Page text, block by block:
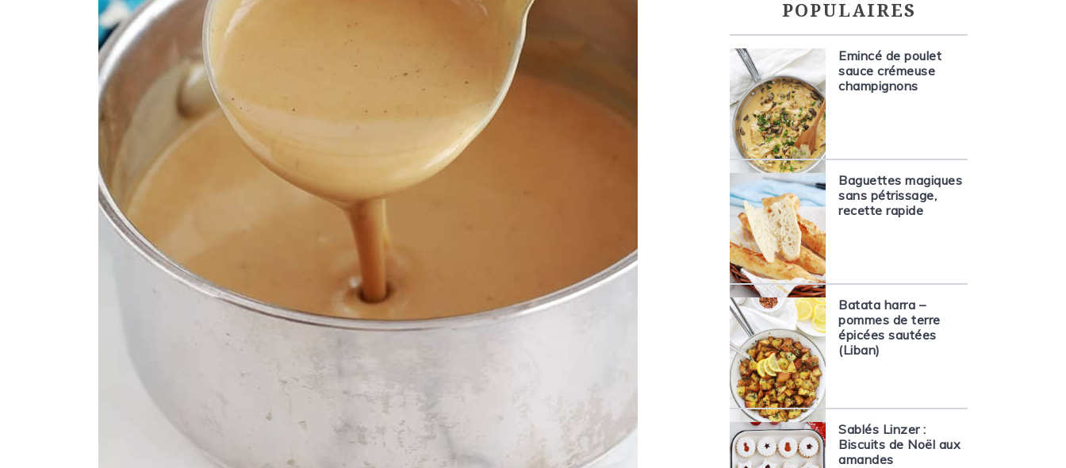
POPULAIRES
Emincé de poulet
sauce crémeuse
champignons
Baguettes magiques
sans pétrissage,
recette rapide
Batata harra –
pommes de terre
épicées sautées
(Liban)
Sablés Linzer :
Biscuits de Noël aux
amandes